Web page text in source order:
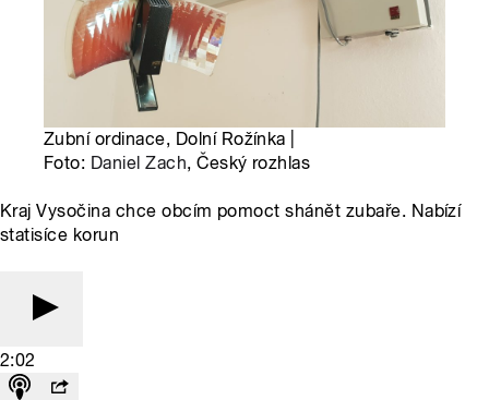
Zubní ordinace, Dolní Rožínka |
Foto: Daniel Zach, Český rozhlas
Kraj Vysočina chce obcím pomoct shánět zubaře. Nabízí
statisíce korun
2:02